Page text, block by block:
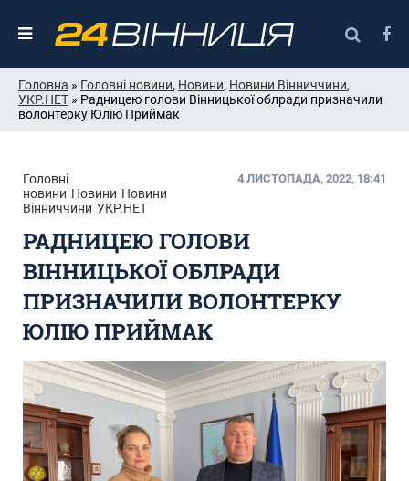
Головна » Головні новини, Новини, Новини Вінниччини,
УКР.НЕТ » Радницею голови Вінницької облради призначили
волонтерку Юлію Приймак
Головні
новини Новини Новини
Вінниччини УКР.НЕТ
4 ЛИСТОПАДА, 2022, 18:41
РАДНИЦЕЮ ГОЛОВИ
ВІННИЦЬКОЇ ОБЛРАДИ
ПРИЗНАЧИЛИ ВОЛОНТЕРКУ
ЮЛІЮ ПРИЙМАК